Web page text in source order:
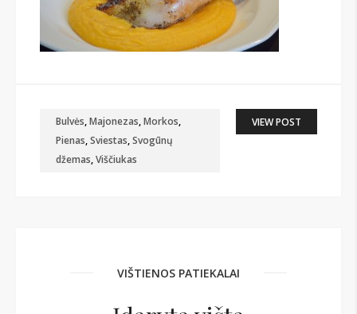
Bulvės,Majonezas,Morkos,
Pienas,Sviestas,Svogūnų
džemas,Viščiukas
VIEW POST
VIŠTIENOS PATIEKALAI